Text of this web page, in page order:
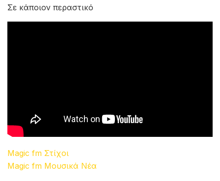
Σε κάποιον περαστικό
Magic fm Στίχοι
Magic fm Μουσικά Νέα